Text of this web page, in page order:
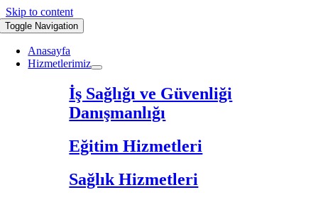
Skip to content
Toggle Navigation
Anasayfa
Hizmetlerimiz
İş Sağlığı ve Güvenliği
Danışmanlığı
Eğitim Hizmetleri
Sağlık Hizmetleri